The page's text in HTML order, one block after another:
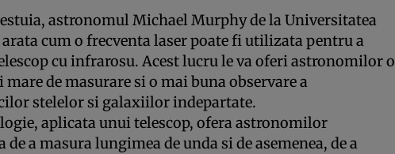
astronomul Michael Murphy de la Universitatea
cum o frecventa laser poate fi utilizata pentru a
cu infrarosu. Acest lucru le va oferi astronomilor o
mare de masurare si o mai buna observare a
stelelor si galaxiilor indepartate.
aplicata unui telescop, ofera astronomilor
a masura lungimea de unda si de asemenea, de a